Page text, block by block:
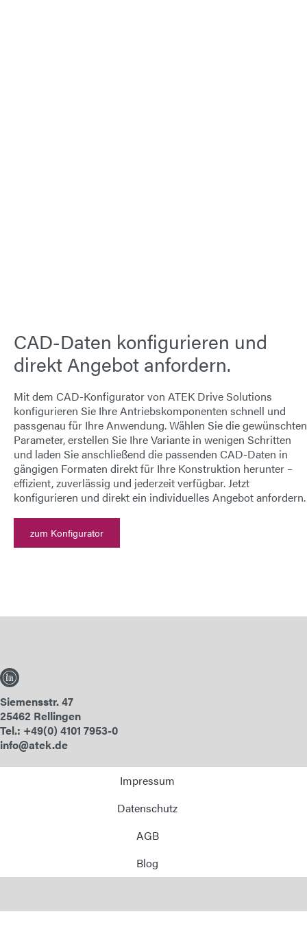
CAD-Daten konfigurieren und
direkt Angebot anfordern.
Mit dem CAD-Konfigurator von ATEK Drive Solutions
konfigurieren Sie Ihre Antriebskomponenten schnell und
passgenau für Ihre Anwendung. Wählen Sie die gewünschten
Parameter, erstellen Sie Ihre Variante in wenigen Schritten
und laden Sie anschließend die passenden CAD-Daten in
gängigen Formaten direkt für Ihre Konstruktion herunter –
effizient, zuverlässig und jederzeit verfügbar.Jetzt
konfigurieren und direkt ein individuelles Angebot anfordern.
zum Konfigurator
Siemensstr. 47
25462 Rellingen
Tel.: +49(0) 4101 7953-0
info@atek.de
Impressum
Datenschutz
AGB
Blog